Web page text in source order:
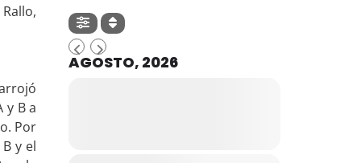
y B a
Por
y el
AGOSTO, 2026